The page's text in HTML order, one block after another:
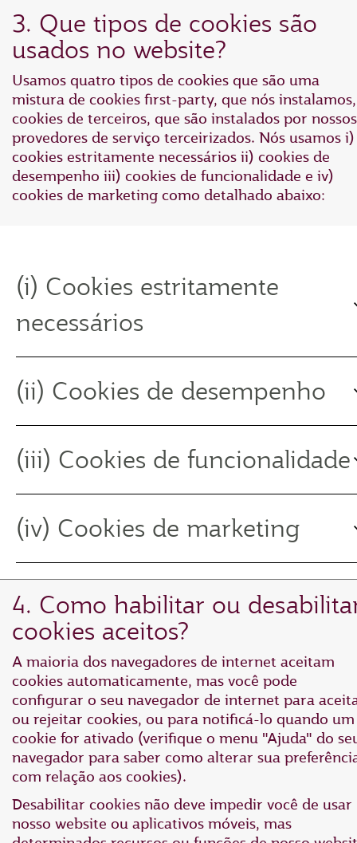
3. Que tipos de cookies são
usados no website?
Usamos quatro tipos de cookies que são uma
mistura de cookies first-party, que nós
cookies de terceiros, que são instalados por nossos
provedores de serviço terceirizados. Nós usamos i)
cookies estritamente necessários ii) cookies de
desempenho iii) cookies de funcionalidade e iv)
cookies de marketing como detalhado abaixo:
(i) Cookies estritamente
necessários
(ii) Cookies de desempenho
(iii) Cookies de funcionalidade
(iv) Cookies de marketing
4. Como habilitar ou
cookies aceitos?
A maioria dos navegadores de internet aceitam
cookies automaticamente, mas você pode
configurar o seu navegador de internet para
ou rejeitar cookies, ou para notificá-lo quando um
cookie for ativado (verifique o menu "Ajuda" do
navegador para saber como alterar sua
com relação aos cookies).
Desabilitar cookies não deve impedir você de usar
nosso website ou aplicativos móveis, mas